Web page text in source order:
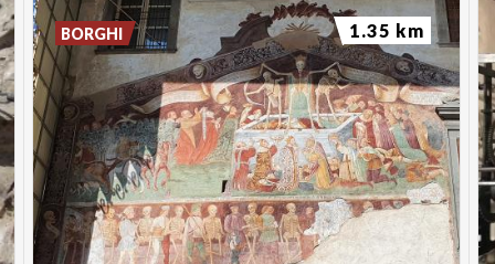
BORGHI 1.35 km